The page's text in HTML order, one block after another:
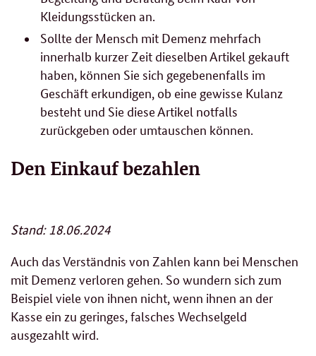
Kleidungsstücken an.
Sollte der Mensch mit Demenz mehrfach
innerhalb kurzer Zeit dieselben Artikel gekauft
haben, können Sie sich gegebenenfalls im
Geschäft erkundigen, ob eine gewisse Kulanz
besteht und Sie diese Artikel notfalls
zurückgeben oder umtauschen können.
Den Einkauf bezahlen
Stand: 18.06.2024
Auch das Verständnis von Zahlen kann bei Menschen
mit Demenz verloren gehen. So wundern sich zum
Beispiel viele von ihnen nicht, wenn ihnen an der
Kasse ein zu geringes, falsches Wechselgeld
ausgezahlt wird.